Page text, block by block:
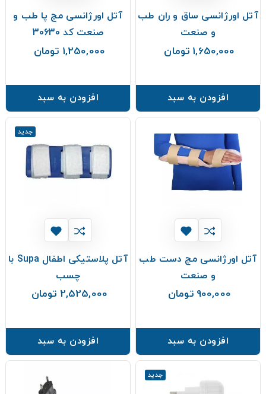
آتل اورژانسی ساق و ران طب
و صنعت
1,650,000 تومان
افزودن به سبد
آتل اورژانسی مچ پا طب و
صنعت کد 30630
1,250,000 تومان
افزودن به سبد
آتل اورژانسی مچ دست طب
و صنعت
900,000 تومان
افزودن به سبد
جدید
آتل پلاستیکی اطفال Supa با
چسب
2,525,000 تومان
افزودن به سبد
جدید